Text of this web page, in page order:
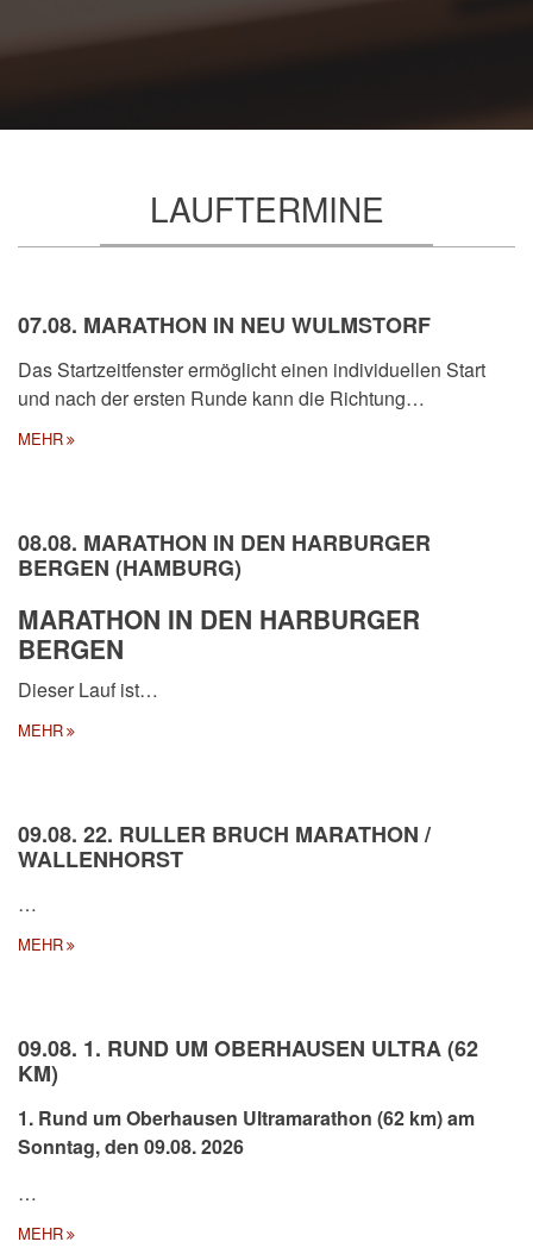
LAUFTERMINE
07.08. MARATHON IN NEU WULMSTORF
Das Startzeitfenster ermöglicht einen individuellen Start
und nach der ersten Runde kann die Richtung…
MEHR
08.08. MARATHON IN DEN HARBURGER
BERGEN (HAMBURG)
MARATHON IN DEN HARBURGER
BERGEN
Dieser Lauf ist…
MEHR
09.08. 22. RULLER BRUCH MARATHON /
WALLENHORST
…
MEHR
09.08. 1. RUND UM OBERHAUSEN ULTRA (62
KM)
1. Rund um Oberhausen Ultramarathon (62 km) am
Sonntag, den 09.08. 2026
…
MEHR